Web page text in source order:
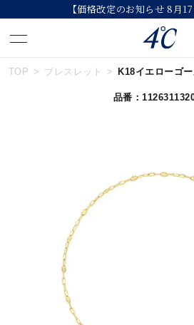
【価格改定のお知らせ 8月
キ
#ダイヤモンド ネック
#くまのプーさん
カテゴリー
TOP ブレスレット K18イエローゴ
品番：